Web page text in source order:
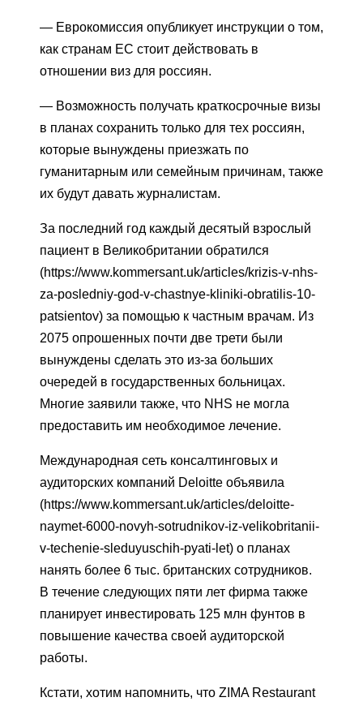
— Еврокомиссия опубликует инструкции о том,
как странам ЕС стоит действовать в
отношении виз для россиян.
— Возможность получать краткосрочные визы
в планах сохранить только для тех россиян,
которые вынуждены приезжать по
гуманитарным или семейным причинам, также
их будут давать журналистам.
За последний год каждый десятый взрослый
пациент в Великобритании обратился
(https://www.kommersant.uk/articles/krizis-v-nhs-
za-posledniy-god-v-chastnye-kliniki-obratilis-10-
patsientov) за помощью к частным врачам. Из
2075 опрошенных почти две трети были
вынуждены сделать это из-за больших
очередей в государственных больницах.
Многие заявили также, что NHS не могла
предоставить им необходимое лечение.
Международная сеть консалтинговых и
аудиторских компаний Deloitte объявила
(https://www.kommersant.uk/articles/deloitte-
naymet-6000-novyh-sotrudnikov-iz-velikobritanii-
v-techenie-sleduyuschih-pyati-let) о планах
нанять более 6 тыс. британских сотрудников.
В течение следующих пяти лет фирма также
планирует инвестировать 125 млн фунтов в
повышение качества своей аудиторской
работы.
Кстати, хотим напомнить, что ZIMA Restaurant